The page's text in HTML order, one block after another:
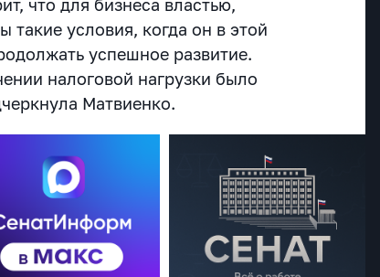
что для бизнеса властью,
такие условия, когда он в этой
успешное развитие.
налоговой нагрузки было
Матвиенко.